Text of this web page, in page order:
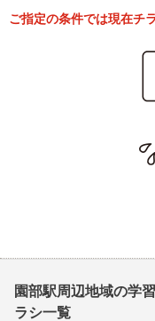
ご指定の条件では現在チ
園部駅周辺地域の学
ラシ一覧